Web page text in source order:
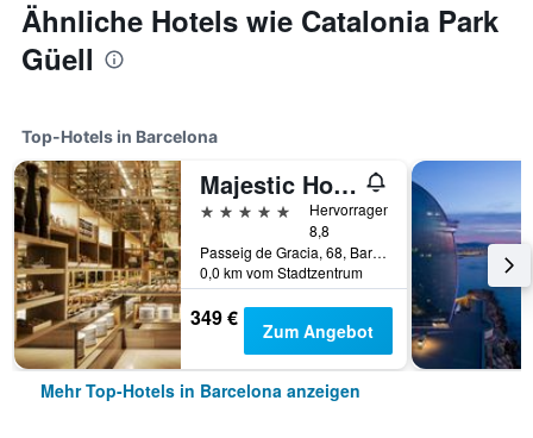
Ähnliche Hotels wie Catalonia Park
Güell
Top-Hotels in Barcelona
Majestic Hotel & Spa Barcelona Gl
5 Sterne
Hervorragend
8,8
Passeig de Gracia, 68, Barcelona, Spanien
0,0 km vom Stadtzentrum
349 € Zum Angebot
Mehr Top-Hotels in Barcelona anzeigen